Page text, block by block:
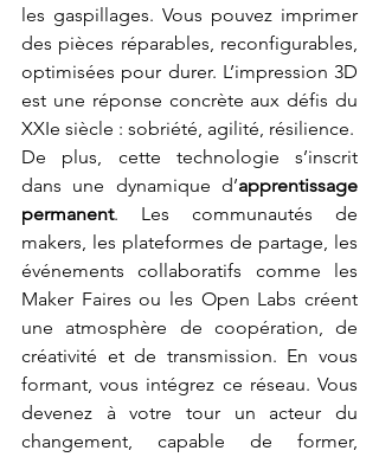
les gaspillages. Vous pouvez imprimer
des pièces réparables, reconfigurables,
optimisées pour durer. L’impression 3D
est une réponse concrète aux défis du
XXIe siècle : sobriété, agilité, résilience.
De plus, cette technologie s’inscrit
dans une dynamique d’apprentissage
permanent. Les communautés de
makers, les plateformes de partage, les
événements collaboratifs comme les
Maker Faires ou les Open Labs créent
une atmosphère de coopération, de
créativité et de transmission. En vous
formant, vous intégrez ce réseau. Vous
devenez à votre tour un acteur du
changement, capable de former,